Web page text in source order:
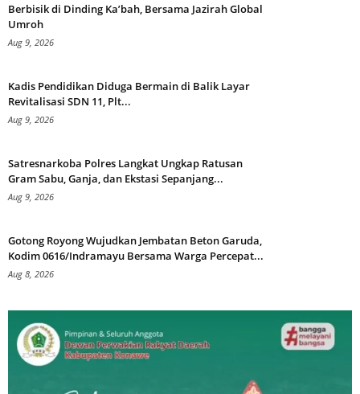
Berbisik di Dinding Ka’bah, Bersama Jazirah Global
Umroh
Aug 9, 2026
Kadis Pendidikan Diduga Bermain di Balik Layar
Revitalisasi SDN 11, Plt...
Aug 9, 2026
Satresnarkoba Polres Langkat Ungkap Ratusan
Gram Sabu, Ganja, dan Ekstasi Sepanjang...
Aug 9, 2026
Gotong Royong Wujudkan Jembatan Beton Garuda,
Kodim 0616/Indramayu Bersama Warga Percepat...
Aug 8, 2026